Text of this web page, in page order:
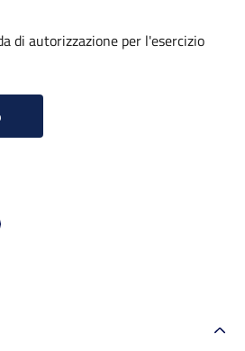
di autorizzazione per l'esercizio